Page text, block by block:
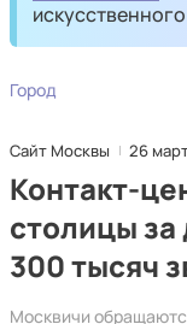
Город
Сайт Москвы 26
Контакт-
столицы за
300 тысяч
Москвичи